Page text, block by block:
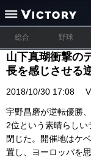
総合 野球
山下真瑚衝撃の
長を感じさせる
2018/10/30 17:08
宇野昌磨が逆転優勝
2位という素晴らし
閉じた。開催地はケ
置し、ヨーロッパを